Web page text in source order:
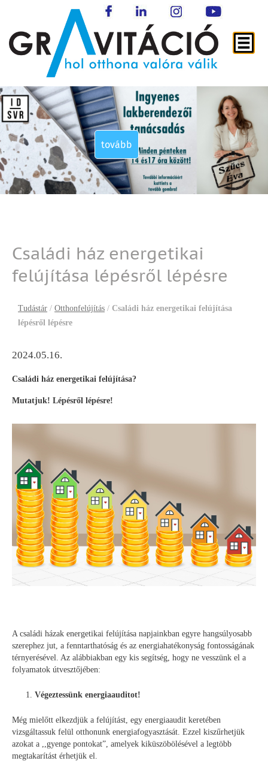
tovább
tovább
tovább
tovább
Családi ház energetikai
felújítása lépésről lépésre
Tudástár / Otthonfelújítás / Családi ház energetikai felújítása
lépésről lépésre
2024.05.16.
Családi ház energetikai felújítása?
Mutatjuk! Lépésről lépésre!
A családi házak energetikai felújítása napjainkban egyre hangsúlyosabb
szerephez jut, a fenntarthatóság és az energiahatékonyság fontosságának
térnyerésével. Az alábbiakban egy kis segítség, hogy ne vesszünk el a
folyamatok útvesztőjében:
Végeztessünk energiaauditot!
Még mielőtt elkezdjük a felújítást, egy energiaaudit keretében
vizsgáltassuk felül otthonunk energiafogyasztását. Ezzel kiszűrhetjük
azokat a ,,gyenge pontokat”, amelyek kiküszöbölésével a legtöbb
megtakarítást érhetjük el.